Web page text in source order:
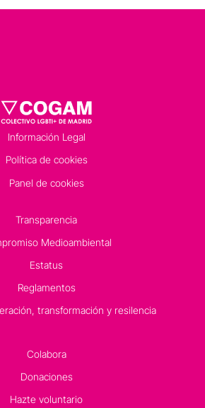
Información Legal
Política de cookies
Panel de cookies
Transparencia
Medioambiental
Estatus
Reglamentos
transformación y resilencia
Colabora
Donaciones
Hazte voluntario